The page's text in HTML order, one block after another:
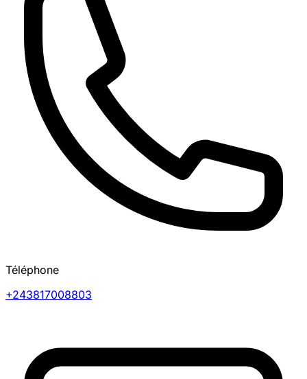
Téléphone
+243817008803